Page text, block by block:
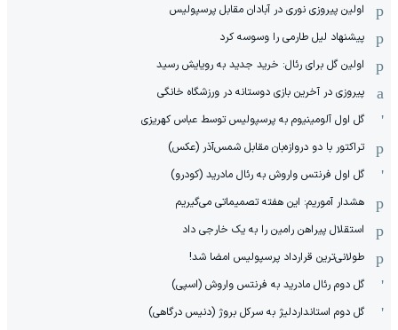
اولین پیروزی نوری در آبادان مقابل پرسپولیس
پیشنهاد لیل طارمی را وسوسه کرد
اولین گل برای رئال: خرید جدید به رویایش رسید
پیروزی در آخرین بازی دوستانه در ورزشگاه خانگی
گل اول آلومینیوم به پرسپولیس توسط عباس کهریزی
تراکتور با دو دروازه‌بان مقابل شمس‌آذر (عکس)
گل اول فرنتس واروش به رئال مادرید (کودرو)
هشدار آموریم: این هفته تصمیماتی می‌گیریم
استقلال پیراهن رامین را به یک خارجی داد
طولانی‌ترین قرارداد پرسپولیس امضا شد!
گل دوم رئال مادرید به فرنتس واروش (اسپی)
گل دوم استانداردلیژ به سرکل بروژ (دنیس درگاهی)